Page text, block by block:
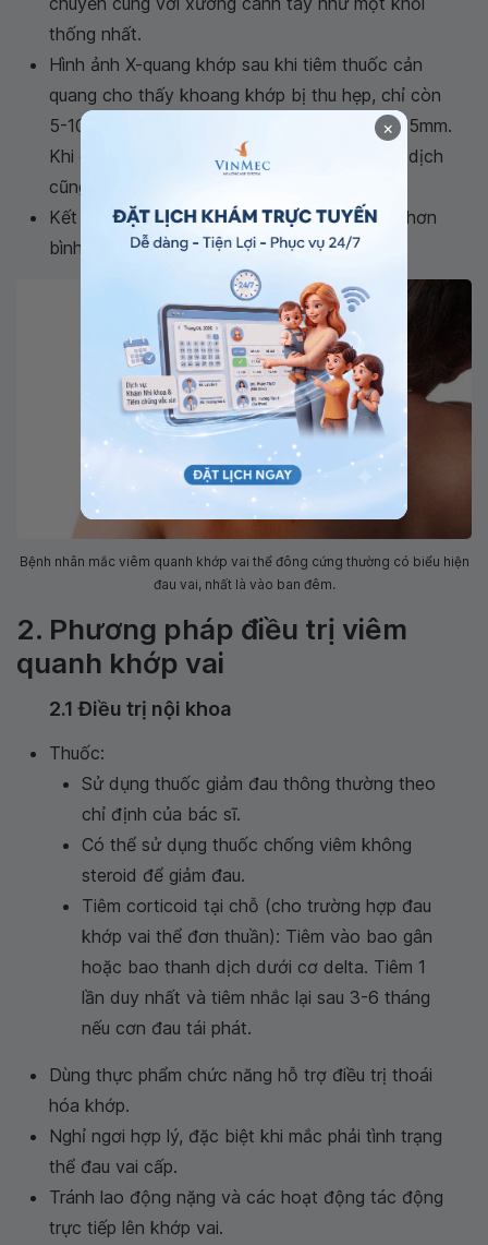
thống nhất.
Hình ảnh X-quang khớp sau khi tiêm thuốc cản
quang cho thấy khoang khớp bị thu hẹp, chỉ còn
5-10mm so với kích thước bình thường 30-35mm.
Khi giảm cản quang, các túi cùng màng hoạt dịch
cũng không còn hiển thị trên phim chụp.
Kết quả siêu âm cho thấy bao khớp vai dày hơn
bình thường.
Bệnh nhân mắc viêm quanh khớp vai thể đông cứng thường có biểu hiện
đau vai, nhất là vào ban đêm.
2. Phương pháp điều trị viêm
quanh khớp vai
2.1 Điều trị nội khoa
Thuốc:
Sử dụng thuốc giảm đau thông thường theo
chỉ định của bác sĩ.
Có thể sử dụng thuốc chống viêm không
steroid để giảm đau.
Tiêm corticoid tại chỗ (cho trường hợp đau
khớp vai thể đơn thuần): Tiêm vào bao gân
hoặc bao thanh dịch dưới cơ delta. Tiêm 1
lần duy nhất và tiêm nhắc lại sau 3-6 tháng
nếu cơn đau tái phát.
Dùng thực phẩm chức năng hỗ trợ điều trị thoái
hóa khớp.
Nghỉ ngơi hợp lý, đặc biệt khi mắc phải tình trạng
thể đau vai cấp.
Tránh lao động nặng và các hoạt động tác động
trực tiếp lên khớp vai.
×